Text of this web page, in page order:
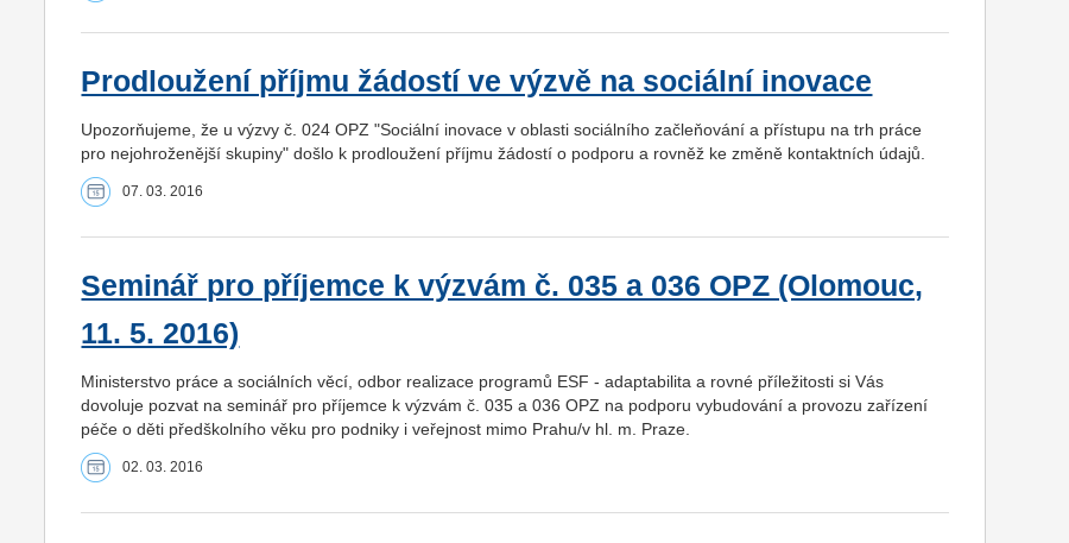
Prodloužení příjmu žádostí ve výzvě na sociální inovace
Upozorňujeme, že u výzvy č. 024 OPZ "Sociální inovace v oblasti sociálního začleňování a přístupu na trh práce
pro nejohroženější skupiny" došlo k prodloužení příjmu žádostí o podporu a rovněž ke změně kontaktních údajů.
07. 03. 2016
Seminář pro příjemce k výzvám č. 035 a 036 OPZ (Olomouc,
11. 5. 2016)
Ministerstvo práce a sociálních věcí, odbor realizace programů ESF - adaptabilita a rovné příležitosti si Vás
dovoluje pozvat na seminář pro příjemce k výzvám č. 035 a 036 OPZ na podporu vybudování a provozu zařízení
péče o děti předškolního věku pro podniky i veřejnost mimo Prahu/v hl. m. Praze.
02. 03. 2016